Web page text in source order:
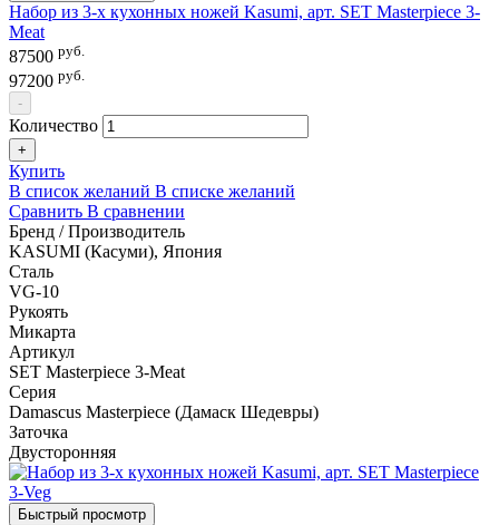
Набор из 3-х кухонных ножей Kasumi, арт. SET Masterpiece 3-
Meat
87500 руб.
97200 руб.
-
Количество
+
Купить
В список желаний В списке желаний
Сравнить В сравнении
Бренд / Производитель
KASUMI (Касуми), Япония
Сталь
VG-10
Рукоять
Микарта
Артикул
SET Masterpiece 3-Meat
Серия
Damascus Masterpiece (Дамаск Шедевры)
Заточка
Двусторонняя
Быстрый просмотр